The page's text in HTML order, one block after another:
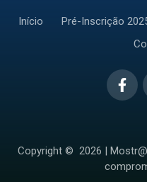
Início Pré-Inscrição
Copyright © 2026 |